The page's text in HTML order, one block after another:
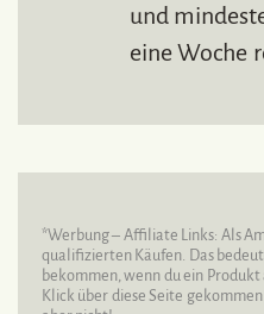
und
eine Woche
*Werbung – Affiliate Links: Als
qualifizierten Käufen. Das
bekommen, wenn du ein
Klick über diese Seite